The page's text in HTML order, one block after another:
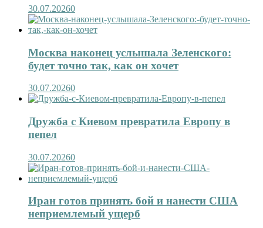
30.07.20260
Москва наконец услышала Зеленского:
будет точно так, как он хочет
30.07.20260
Дружба с Киевом превратила Европу в
пепел
30.07.20260
Иран готов принять бой и нанести США
неприемлемый ущерб